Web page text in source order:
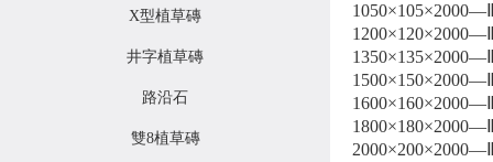
X型植草磚
井字植草磚
路沿石
雙8植草磚